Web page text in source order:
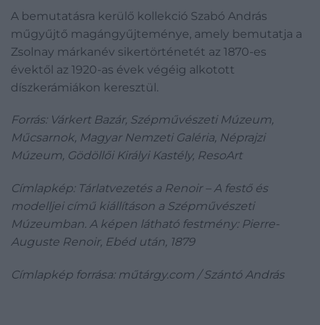
A bemutatásra kerülő kollekció Szabó András
műgyűjtő magángyűjteménye, amely bemutatja a
Zsolnay márkanév sikertörténetét az 1870-es
évektől az 1920-as évek végéig alkotott
díszkerámiákon keresztül.
Forrás: Várkert Bazár, Szépművészeti Múzeum,
Műcsarnok, Magyar Nemzeti Galéria, Néprajzi
Múzeum, Gödöllői Királyi Kastély, ResoArt
Címlapkép: Tárlatvezetés a Renoir – A festő és
modelljei című kiállításon a Szépművészeti
Múzeumban. A képen látható festmény: Pierre-
Auguste Renoir, Ebéd után, 1879
Címlapkép forrása: műtárgy.com / Szántó András